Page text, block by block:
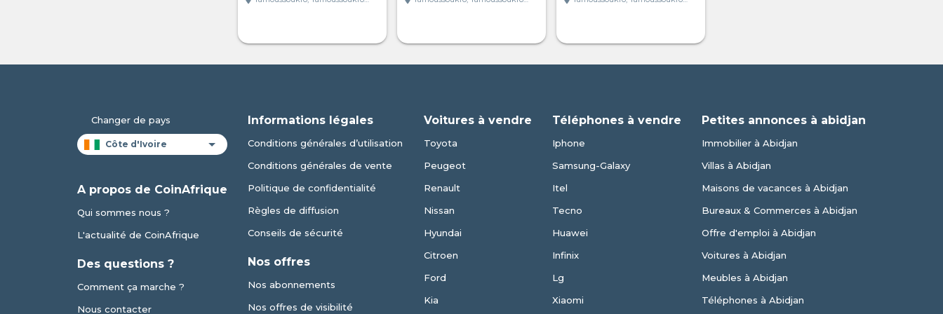
Changer de pays
A propos de CoinAfrique
Qui sommes nous ?
L'actualité de CoinAfrique
Des questions ?
Comment ça marche ?
Nous contacter
Informations légales
Conditions générales d’utilisation
Conditions générales de vente
Politique de confidentialité
Règles de diffusion
Conseils de sécurité
Nos offres
Nos abonnements
Nos offres de visibilité
Voitures à vendre
Toyota
Peugeot
Renault
Nissan
Hyundai
Citroen
Ford
Kia
Téléphones à vendre
Iphone
Samsung-Galaxy
Itel
Tecno
Huawei
Infinix
Lg
Xiaomi
Petites annonces à abidjan
Immobilier à Abidjan
Villas à Abidjan
Maisons de vacances à Abidjan
Bureaux & Commerces à Abidjan
Offre d'emploi à Abidjan
Voitures à Abidjan
Meubles à Abidjan
Téléphones à Abidjan